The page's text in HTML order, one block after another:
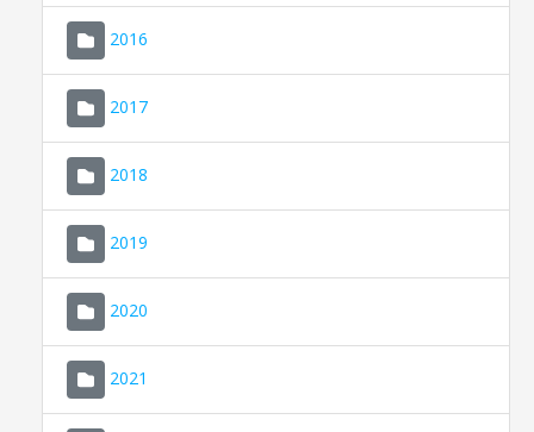
2016
2017
2018
2019
2020
2021